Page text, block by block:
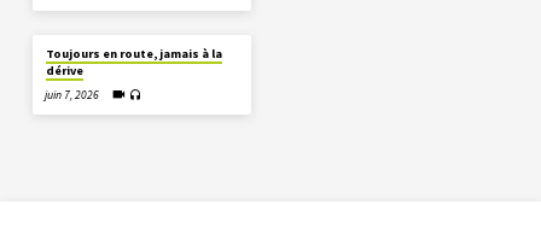
Toujours en route, jamais à la
dérive
juin 7, 2026